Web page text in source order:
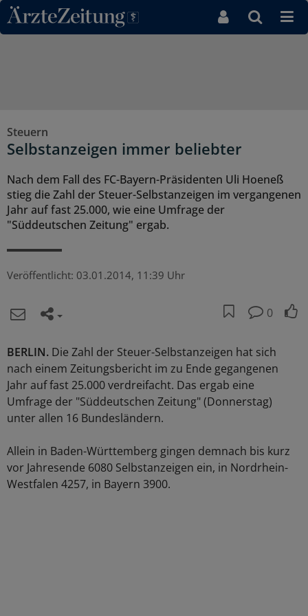
Direkt zum Inhaltsbereich
Steuern
Selbstanzeigen immer beliebter
Nach dem Fall des FC-Bayern-Präsidenten Uli Hoeneß
stieg die Zahl der Steuer-Selbstanzeigen im vergangenen
Jahr auf fast 25.000, wie eine Umfrage der
"Süddeutschen Zeitung" ergab.
Veröffentlicht: 03.01.2014, 11:39 Uhr
0
BERLIN. Die Zahl der Steuer-Selbstanzeigen hat sich
nach einem Zeitungsbericht im zu Ende gegangenen
Jahr auf fast 25.000 verdreifacht. Das ergab eine
Umfrage der "Süddeutschen Zeitung" (Donnerstag)
unter allen 16 Bundesländern.
Allein in Baden-Württemberg gingen demnach bis kurz
vor Jahresende 6080 Selbstanzeigen ein, in Nordrhein-
Westfalen 4257, in Bayern 3900.